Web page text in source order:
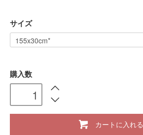
サイズ
購入数
カートに入れる